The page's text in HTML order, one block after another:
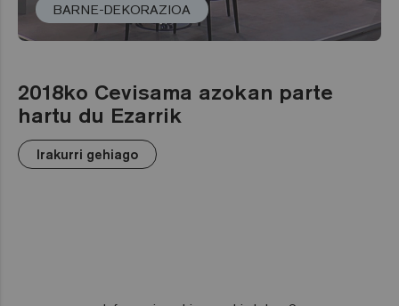
BARNE-DEKORAZIOA
2018ko Cevisama azokan parte
hartu du Ezarrik
Irakurri gehiago